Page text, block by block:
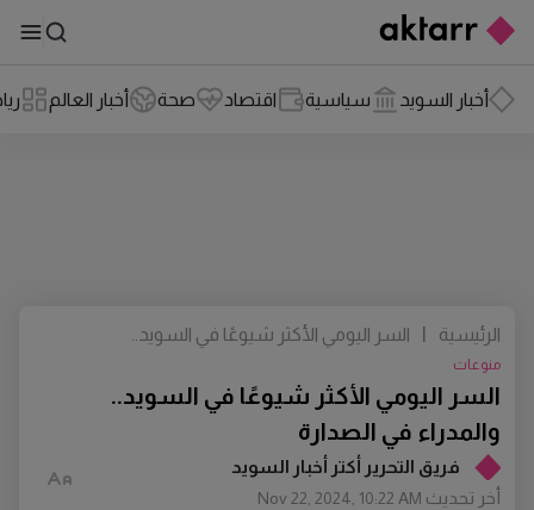
أخبار السويد سياسية اقتصاد صحة أخبار العالم
فريق التحرير أكتر أخبار السويد
أخر تحديث Nov 22, 2024, 10:22 AM
السر اليومي الأكثر شيوعًا في السويد..
والمدراء في الصدارة
منوعات
الرئيسية |
السر اليومي الأكثر شيوعًا في السويد..